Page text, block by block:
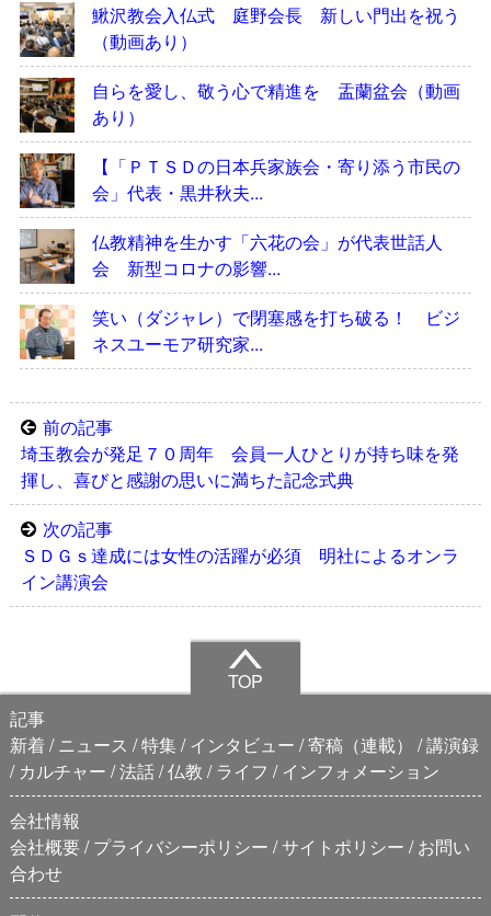
鰍沢教会入仏式 庭野会長 新しい門出を祝う
（動画あり）
自らを愛し、敬う心で精進を 盂蘭盆会（動画
あり）
【「ＰＴＳＤの日本兵家族会・寄り添う市民の
会」代表・黒井秋夫...
仏教精神を生かす「六花の会」が代表世話人
会 新型コロナの影響...
笑い（ダジャレ）で閉塞感を打ち破る！ ビジ
ネスユーモア研究家...
前の記事
埼玉教会が発足７０周年 会員一人ひとりが持ち味を発
揮し、喜びと感謝の思いに満ちた記念式典
次の記事
ＳＤＧｓ達成には女性の活躍が必須 明社によるオンラ
イン講演会
TOP
記事
新着
ニュース 特集 インタビュー 寄稿（連載）
講演録
カルチャー 法話 仏教 ライフ
インフォメーション
会社情報
会社概要 プライバシーポリシー サイトポリシー
お問い
合わせ